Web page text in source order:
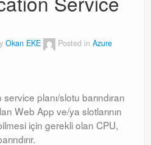
Okan EKE Posted in Azure
planı/slotu barındıran
Web App ve/ya slotlarının
için gerekli olan CPU,